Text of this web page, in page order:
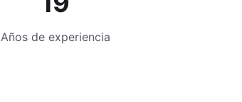
Años de experiencia